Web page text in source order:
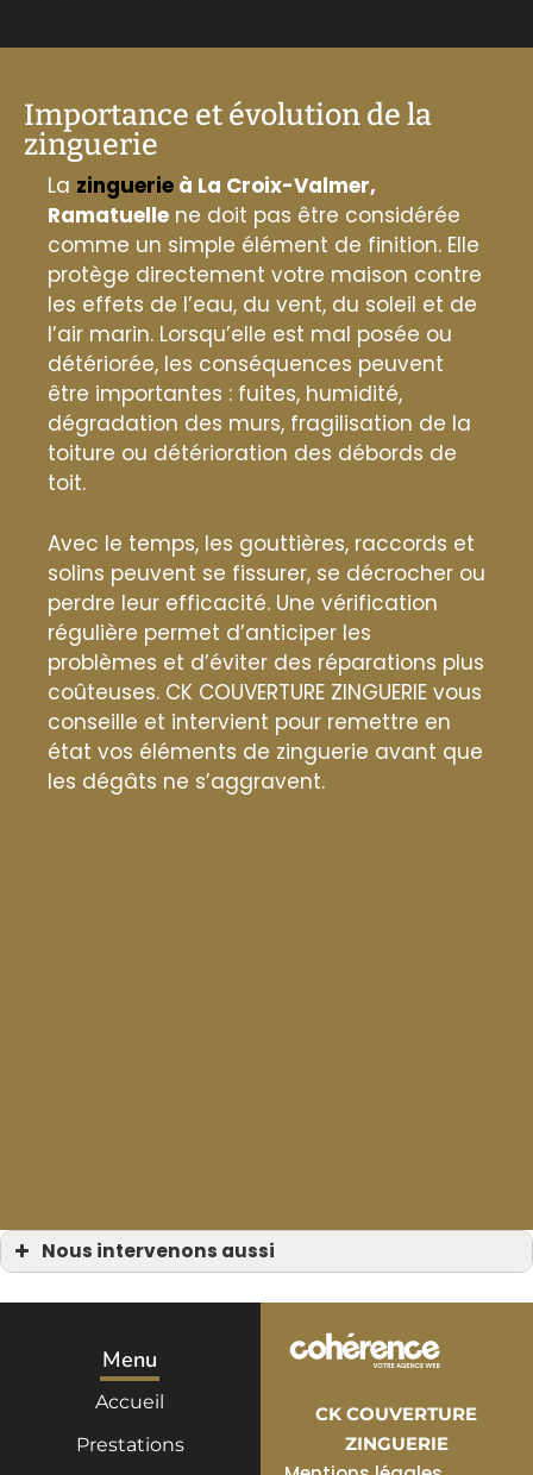
Importance et évolution de la
zinguerie
La zinguerie à La Croix-Valmer,
Ramatuelle ne doit pas être considérée
comme un simple élément de finition. Elle
protège directement votre maison contre
les effets de l’eau, du vent, du soleil et de
l’air marin. Lorsqu’elle est mal posée ou
détériorée, les conséquences peuvent
être importantes : fuites, humidité,
dégradation des murs, fragilisation de la
toiture ou détérioration des débords de
toit.
Avec le temps, les gouttières, raccords et
solins peuvent se fissurer, se décrocher ou
perdre leur efficacité. Une vérification
régulière permet d’anticiper les
problèmes et d’éviter des réparations plus
coûteuses. CK COUVERTURE ZINGUERIE vous
conseille et intervient pour remettre en
état vos éléments de zinguerie avant que
les dégâts ne s’aggravent.
Nous intervenons aussi
Zinguerie à Cogolin
Zinguerie à La Croix-Valmer
Zinguerie à Ramatuelle
Zinguerie à Saint-Tropez
Zinguerie à Sainte-Maxime
Menu
Accueil
Prestations
CK COUVERTURE
ZINGUERIE